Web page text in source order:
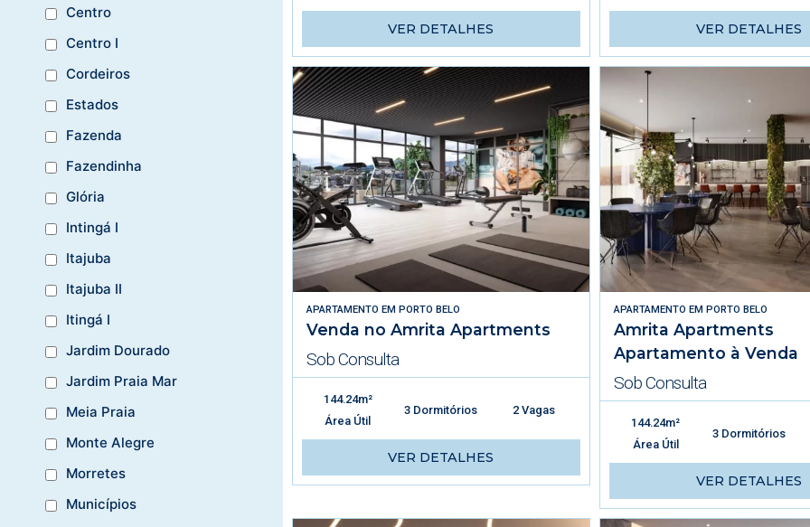
Centro
Centro I
Cordeiros
Estados
Fazenda
Fazendinha
Glória
Intingá I
Itajuba
Itajuba II
Itingá I
Jardim Dourado
Jardim Praia Mar
Meia Praia
Monte Alegre
Morretes
Municípios
VER DETALHES VER DETALHES
APARTAMENTO EM PORTO BELO
Venda no Amrita Apartments
Sob Consulta
144.24m²
Área Útil
3 Dormitórios 2 Vagas
VER DETALHES
APARTAMENTO EMPORTO BELO
Amrita Apartments
Apartamento à Venda
Sob Consulta
144.24m²
Área Útil
3 Dormitórios
VER DETALHES